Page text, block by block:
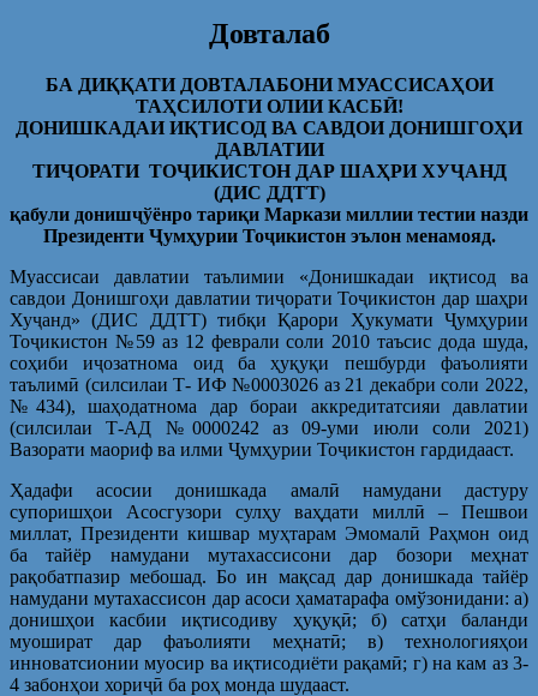
Довталаб
БА ДИҚҚАТИ ДОВТАЛАБОНИ МУАССИСАҲОИ
ТАҲСИЛОТИ ОЛИИ КАСБӢ!
ДОНИШКАДАИ ИҚТИСОД ВА САВДОИ ДОНИШГОҲИ
ДАВЛАТИИ
ТИҶОРАТИ ТОҶИКИСТОН ДАР ШАҲРИ ХУҶАНД
(ДИС ДДТТ)
қабули донишҷўёнро тариқи Маркази миллии тестии назди
Президенти Ҷумҳурии Тоҷикистон эълон менамояд.
Муассисаи давлатии таълимии «Донишкадаи иқтисод ва
савдои Донишгоҳи давлатии тиҷорати Тоҷикистон дар шаҳри
Хуҷанд» (ДИС ДДТТ) тибқи Қарори Ҳукумати Ҷумҳурии
Тоҷикистон №59 аз 12 феврали соли 2010 таъсис дода шуда,
соҳиби иҷозатнома оид ба ҳуқуқи пешбурди фаъолияти
таълимӣ (силсилаи Т- ИФ №0003026 аз 21 декабри соли 2022,
№434), шаҳодатнома дар бораи аккредитатсияи давлатии
(силсилаи Т-АД №0000242 аз 09-уми июли соли 2021)
Вазорати маориф ва илми Ҷумҳурии Тоҷикистон гардидааст.
Ҳадафи асосии донишкада амалӣ намудани дастуру
супоришҳои Асосгузори сулҳу ваҳдати миллӣ – Пешвои
миллат, Президенти кишвар муҳтарам Эмомалӣ Раҳмон оид
ба тайёр намудани мутахассисони дар бозори меҳнат
рақобатпазир мебошад. Бо ин мақсад дар донишкада тайёр
намудани мутахассисон дар асоси ҳаматарафа омўзонидани: а)
донишҳои касбии иқтисодиву ҳуқуқӣ; б) сатҳи баланди
муошират дар фаъолияти меҳнатӣ; в) технологияҳои
инноватсионии муосир ва иқтисодиёти рақамӣ; г) на кам аз 3-
4 забонҳои хориҷӣ ба роҳ монда шудааст.